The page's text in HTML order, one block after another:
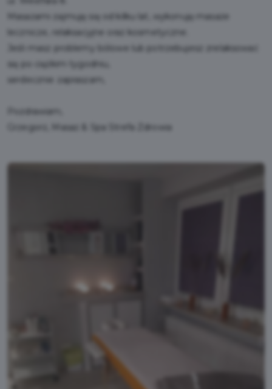
Masażami zajmuję się od kilku lat, wykonuję masaże
lecznicze, relaksacyjne oraz kosmetyczne.
Jeśli masz problemy bólowe lub potrzebujesz zrelaksować
się po ciężkim tygodniu,
serdecznie zapraszam,
Pozdrawiam,
Grzegorz, Masaż & Spa Strefa Zdrowia